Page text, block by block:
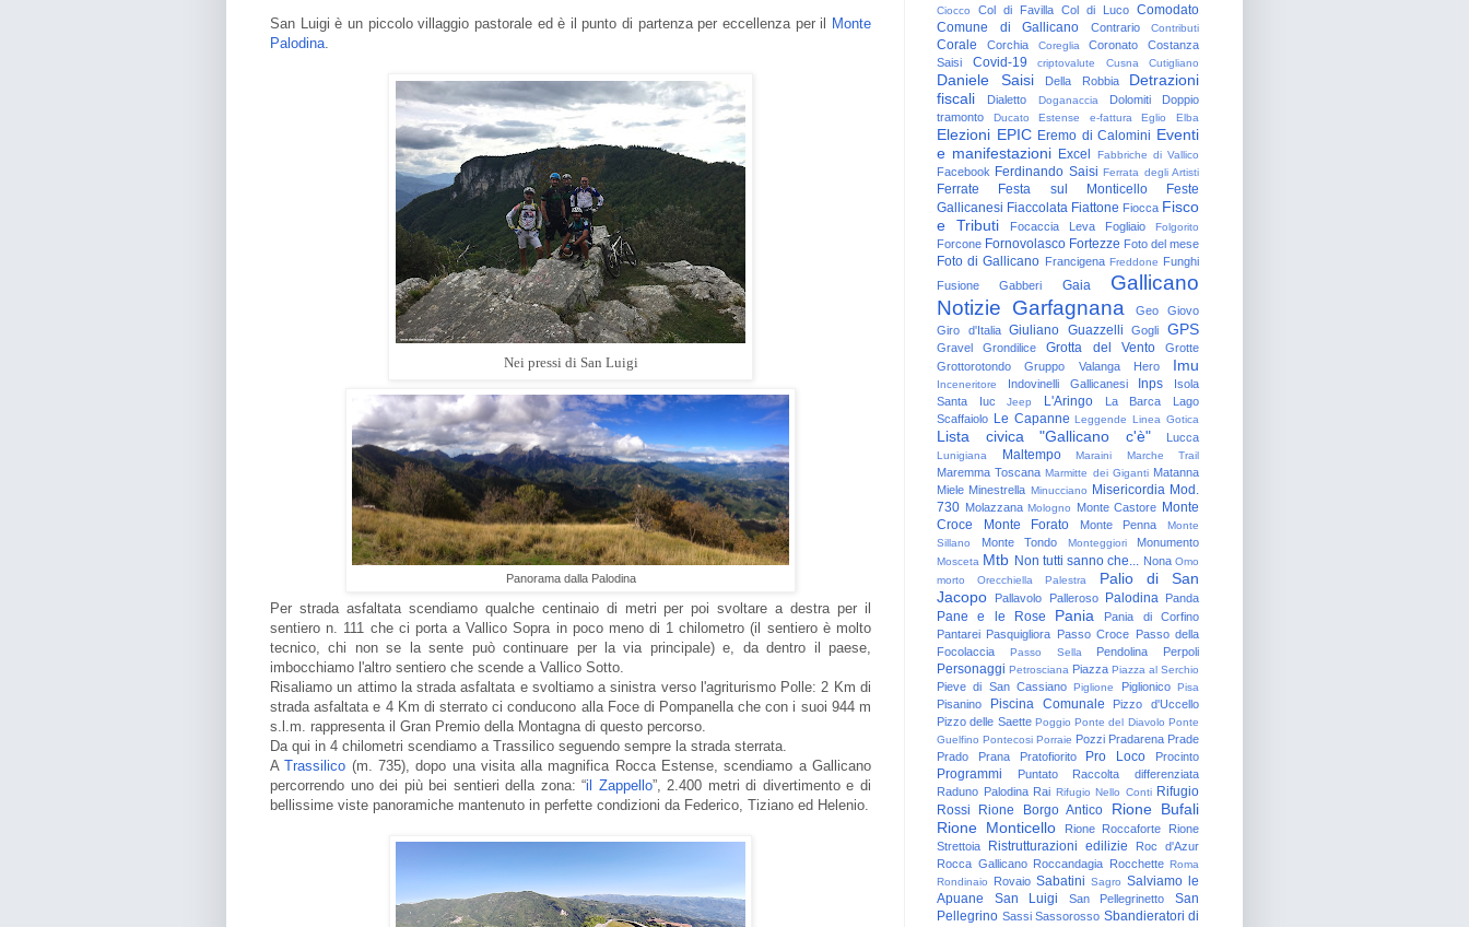
San Luigi è un piccolo villaggio pastorale ed è il punto di partenza per eccellenza per il
Monte
Palodina.
Nei pressi di San Luigi
Panorama dalla Palodina
Per strada asfaltata scendiamo qualche centinaio di metri per poi svoltare a destra per il
sentiero n. 111 che ci porta a Vallico Sopra in poco meno di 1 chilometro (il sentiero è molto
tecnico, chi non se la sente può continuare per la via principale) e, da dentro il paese,
imbocchiamo l'altro sentiero che scende a Vallico Sotto.
Risaliamo un attimo la strada asfaltata e svoltiamo a sinistra verso l'agriturismo Polle: 2 Km di
strada asfaltata e 4 Km di sterrato ci conducono alla Foce di Pompanella che con i suoi 944 m
s.l.m. rappresenta il Gran Premio della Montagna di questo percorso.
Da qui in 4 chilometri scendiamo a Trassilico seguendo sempre la strada sterrata.
ATrassilico (m. 735), dopo una visita alla magnifica Rocca Estense, scendiamo a Gallicano
percorrendo uno dei più bei sentieri della zona: “il Zappello”, 2.400 metri di divertimento e di
bellissime viste panoramiche mantenuto in perfette condizioni da Federico, Tiziano ed Helenio.
Ciocco
Col di Favilla Col di Luco Comodato
Comune di Gallicano
Contrario Contributi
Corale Corchia Coreglia Coronato
Costanza
Saisi
Covid-19 criptovalute Cusna Cutigliano
Daniele Saisi Della Robbia
Detrazioni
fiscali
Dialetto Doganaccia Dolomiti
Doppio
tramonto
Ducato Estense e-fattura Eglio Elba
Elezioni EPIC Eremo di Calomini Eventi
e manifestazioni Excel Fabbriche di Vallico
Facebook Ferdinando Saisi Ferrata degli Artisti
Ferrate Festa sul Monticello
Feste
Gallicanesi Fiaccolata Fiattone Fiocca Fisco
e Tributi
Focaccia Leva Fogliaio Folgorito
Forcone Fornovolasco Fortezze Foto del mese
Foto di Gallicano Francigena Freddone Funghi
Fusione
Gabberi Gaia
Gallicano
Notizie Garfagnana Geo
Giovo
Giro d'Italia
Giuliano Guazzelli Gogli GPS
Gravel Grondilice Grotta del Vento
Grotte
Grottorotondo
Gruppo Valanga Hero Imu
Inceneritore Indovinelli Gallicanesi Inps
Isola
Santa
Iuc Jeep L'Aringo La Barca
Lago
Scaffaiolo Le Capanne Leggende Linea Gotica
Lista civica "Gallicano c'è" Lucca
Lunigiana Maltempo Maraini Marche Trail
Maremma Toscana Marmitte dei Giganti Matanna
Miele Minestrella Minucciano Misericordia Mod.
730 Molazzana Mologno Monte Castore Monte
Croce
Monte Forato Monte Penna
Monte
Sillano
Monte Tondo Monteggiori Monumento
Mosceta Mtb Non tutti sanno che... Nona Omo
morto
Orecchiella Palestra
Palio di San
Jacopo
Pallavolo Palleroso Palodina Panda
Pane e le Rose Pania
Pania di Corfino
Pantarei Pasquigliora Passo Croce Passo della
Focolaccia
Passo Sella Pendolina Perpoli
Personaggi Petrosciana Piazza Piazza al Serchio
Pieve di San Cassiano Piglione Piglionico Pisa
Pisanino Piscina Comunale
Pizzo d'Uccello
Pizzo delle Saette Poggio Ponte del Diavolo Ponte
Guelfino Pontecosi Porraie Pozzi Pradarena Prade
Prado
Prana Pratofiorito Pro Loco Procinto
Programmi Puntato
Raccolta differenziata
Raduno Palodina Rai Rifugio Nello Conti Rifugio
Rossi
Rione Borgo Antico
Rione Bufali
Rione Monticello
Rione Roccaforte
Rione
Strettoia
Ristrutturazioni edilizie
Roc d'Azur
Rocca Gallicano Roccandagia Rocchette Roma
Rondinaio
Rovaio Sabatini Sagro Salviamo le
Apuane
San Luigi San Pellegrinetto
San
Pellegrino Sassi Sassorosso Sbandieratori di